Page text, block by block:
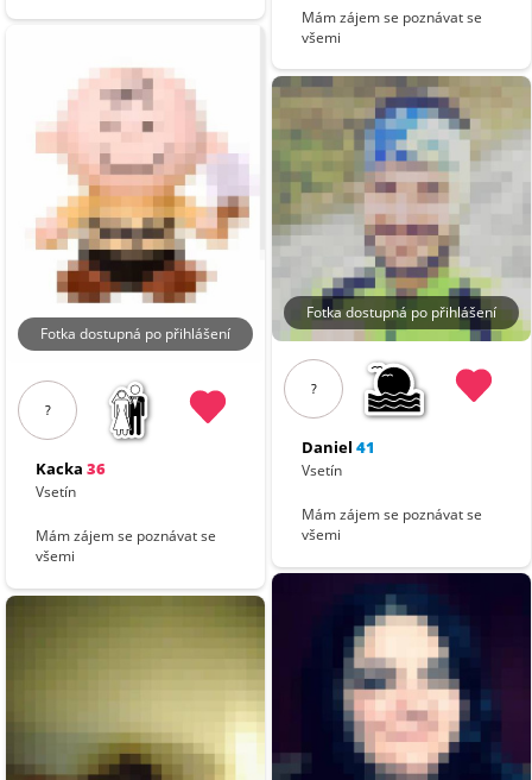
Fotka dostupná po přihlášení
?
Kacka 36
Vsetín
Mám zájem se poznávat se
všemi
Mám zájem se poznávat se
všemi
Fotka dostupná po přihlášení
?
Daniel 41
Vsetín
Mám zájem se poznávat se
všemi